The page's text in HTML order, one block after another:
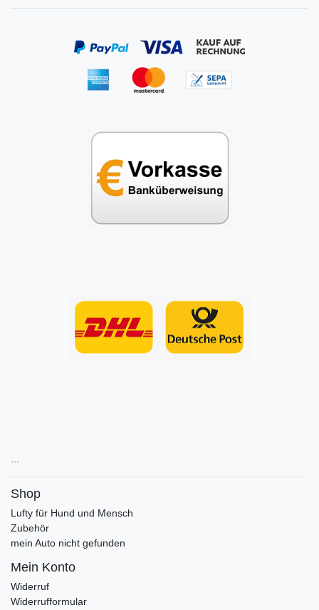
Shop
Lufty für Hund und Mensch
Zubehör
mein Auto nicht gefunden
Mein Konto
Widerruf
Widerrufformular